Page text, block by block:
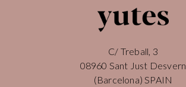
C/ Treball, 3
08960 Sant Just Desvern
(Barcelona) SPAIN